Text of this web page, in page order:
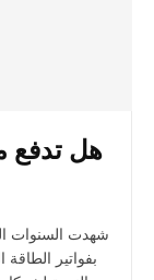
هل تدفع
شهدت السنوات
بفواتير